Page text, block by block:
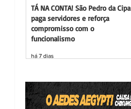
TÁ NA CONTA! São Pedro da Cipa
paga servidores e reforça
compromisso com o
funcionalismo
há 7 dias